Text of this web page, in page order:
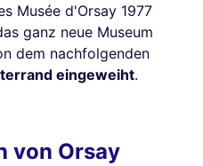
Musée d'Orsay 1977
ganz neue Museum
dem nachfolgenden
eingeweiht.
von Orsay